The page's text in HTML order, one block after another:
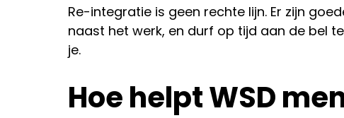
Re-integratie is geen rechte lijn. Er zijn
naast het werk, en durf op tijd aan de bel
je.
Hoe helpt WSD